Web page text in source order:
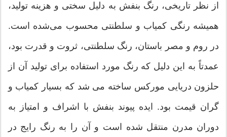
از نظر تاریخی، رنگ بنفش به دلیل سختی و هزینه تولید،
همیشه رنگی کمیاب و سلطنتی محسوب می‌شده است.
در روم و مصر باستان، رنگ سلطنتی، ثروت و قدرت بود،
عمدتاً به این دلیل که رنگ مورد استفاده برای تولید آن از
حلزون دریایی مورکس ساخته می شد که بسیار کمیاب و
گران قیمت بود. ایده پیوند بنفش با اشراف و امتیاز به
دوران مدرن منتقل شده است و آن را به رنگ رایج در